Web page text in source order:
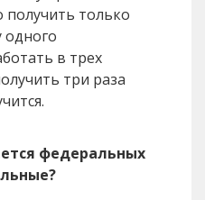
только
одного
в трех
три раза
федеральных